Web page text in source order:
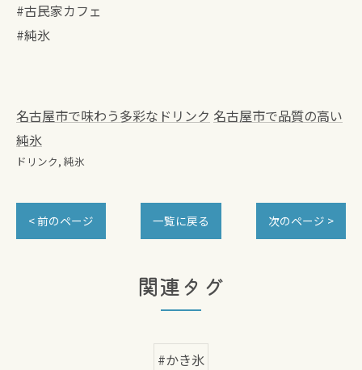
#古民家カフェ
#純氷
名古屋市で味わう多彩なドリンク 名古屋市で品質の高い
純氷
ドリンク 純氷
< 前のページ 一覧に戻る 次のページ >
関連タグ
#かき氷